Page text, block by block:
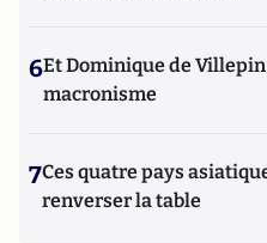
6Et Dominique de
macronisme
7Ces quatre pays
renverser la table